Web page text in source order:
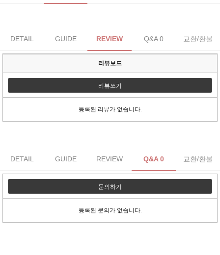
DETAIL GUIDE REVIEW Q&A 0 교환/환불
리뷰보드
리뷰쓰기
등록된 리뷰가 없습니다.
DETAIL GUIDE REVIEW Q&A 0 교환/환불
문의하기
등록된 문의가 없습니다.